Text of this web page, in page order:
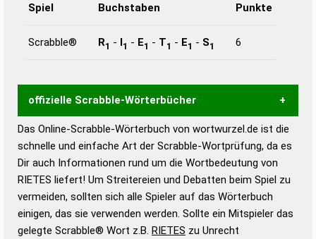
Spiel Buchstaben Punkte
Scrabble® R1 - I1 - E1 - T1 - E1 - S1 6
offizielle Scrabble-Wörterbücher
Wortwurzel liefert mit Hilfe eines semantischen
Wortanalyse-Algorithmus gute Anhaltspunkte zu
Wortbedeutung, Worttrennung und Wortform, um die
Gültigkeit eines Wortes für das Scrabble-Spiel zu
bestimmen!
zugelassene Turnier Scrabble-
Wörterbücher sind:
Das Online-Scrabble-Wörterbuch von wortwurzel.de ist die
schnelle und einfache Art der Scrabble-Wortprüfung, da es
Dir auch Informationen rund um die Wortbedeutung von
RIETES liefert! Um Streitereien und Debatten beim Spiel zu
vermeiden, sollten sich alle Spieler auf das Wörterbuch
einigen, das sie verwenden werden. Sollte ein Mitspieler das
gelegte Scrabble® Wort z.B. RIETES zu Unrecht